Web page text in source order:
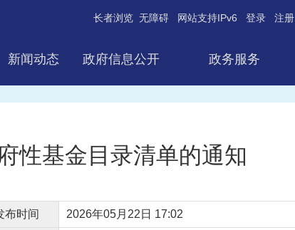
长者浏览 无障碍 网站支持IPv6 登录 注册
新闻动态 政府信息公开 政务服务
性基金目录清单的通知
布时间 2026年05月22日 17:02